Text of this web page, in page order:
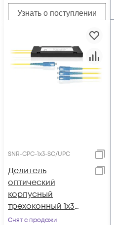
Узнать о поступлении
SNR-CPC-1x3-SC/UPC
Делитель
оптический
корпусный
трехоконный 1х3
SC/UPC
Снят с продажи